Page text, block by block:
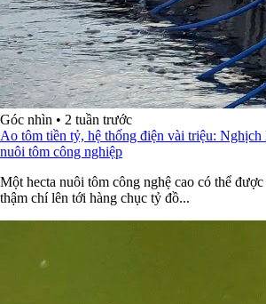
Góc nhìn • 2 tuần trước
Ao tôm tiền tỷ, hệ thống điện vài triệu: Nghịch
nuôi tôm công nghiệp
Một hecta nuôi tôm công nghệ cao có thể
thậm chí lên tới hàng chục tỷ đồ...